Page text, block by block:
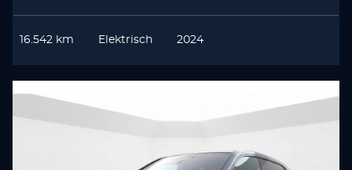
16.542 km Elektrisch 2024